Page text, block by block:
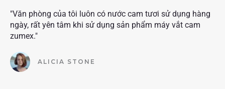
"Văn phòng của tôi luôn có nước cam tươi sử dụng hàng
ngày, rất yên tâm khi sử dụng sản phẩm máy vắt cam
zumex."
ALICIA STONE